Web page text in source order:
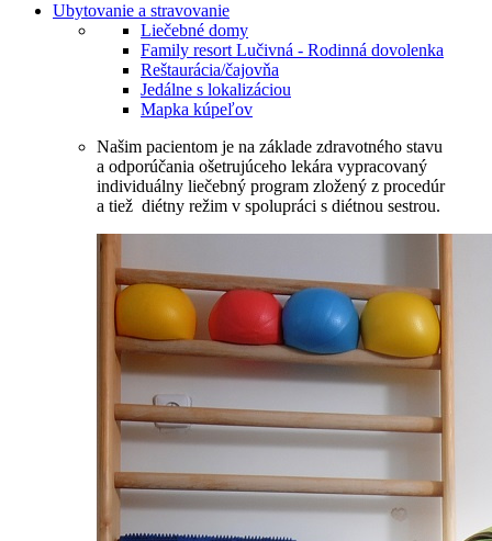
Ubytovanie a stravovanie
Liečebné domy
Family resort Lučivná - Rodinná dovolenka
Reštaurácia/čajovňa
Jedálne s lokalizáciou
Mapka kúpeľov
Našim pacientom je na základe zdravotného stavu
a odporúčania ošetrujúceho lekára vypracovaný
individuálny liečebný program zložený z procedúr
a tiež diétny režim v spolupráci s diétnou sestrou.